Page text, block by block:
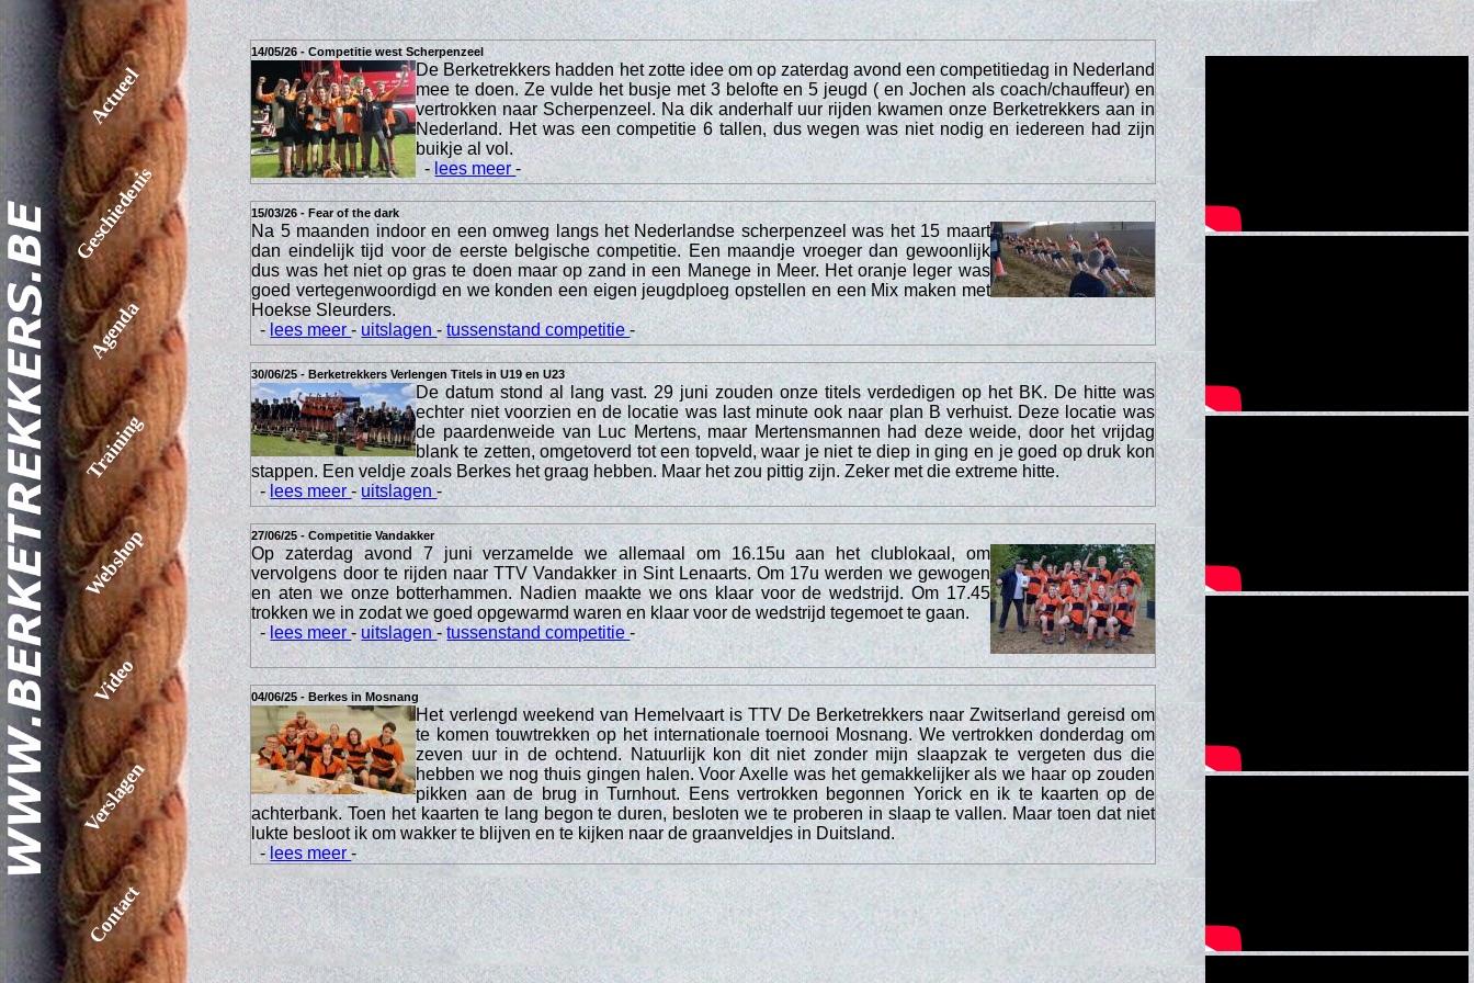
Actueel
Geschiedenis
Agenda
Training
Webshop
Video
Verslagen
Contact
14/05/26 - Competitie west Scherpenzeel
De Berketrekkers hadden het zotte idee om op zaterdag avond een competitiedag in Nederland
mee te doen. Ze vulde het busje met 3 belofte en 5 jeugd ( en Jochen als coach/chauffeur) en
vertrokken naar Scherpenzeel. Na dik anderhalf uur rijden kwamen onze Berketrekkers aan in
Nederland. Het was een competitie 6 tallen, dus wegen was niet nodig en iedereen had zijn
buikje al vol.
- lees meer-
15/03/26 - Fear of the dark
Na 5 maanden indoor en een omweg langs het Nederlandse scherpenzeel was het 15 maart
dan eindelijk tijd voor de eerste belgische competitie. Een maandje vroeger dan gewoonlijk
dus was het niet op gras te doen maar op zand in een Manege in Meer. Het oranje leger was
goed vertegenwoordigd en we konden een eigen jeugdploeg opstellen en een Mix maken met
Hoekse Sleurders.
-lees meer-uitslagen-tussenstand competitie-
30/06/25 - Berketrekkers Verlengen Titels in U19 en U23
De datum stond al lang vast. 29 juni zouden onze titels verdedigen op het BK. De hitte was
echter niet voorzien en de locatie was last minute ook naar plan B verhuist. Deze locatie was
de paardenweide van Luc Mertens, maar Mertensmannen had deze weide, door het vrijdag
blank te zetten, omgetoverd tot een topveld, waar je niet te diep in ging en je goed op druk kon
stappen. Een veldje zoals Berkes het graag hebben. Maar het zou pittig zijn. Zeker met die extreme hitte.
- lees meer-uitslagen-
27/06/25 - Competitie Vandakker
Op zaterdag avond 7 juni verzamelde we allemaal om 16.15u aan het clublokaal, om
vervolgens door te rijden naar TTV Vandakker in Sint Lenaarts. Om 17u werden we gewogen
en aten we onze botterhammen. Nadien maakte we ons klaar voor de wedstrijd. Om 17.45
trokken we in zodat we goed opgewarmd waren en klaar voor de wedstrijd tegemoet te gaan.
- lees meer-uitslagen-tussenstand competitie-
04/06/25 - Berkes in Mosnang
Het verlengd weekend van Hemelvaart is TTV De Berketrekkers naar Zwitserland gereisd om
te komen touwtrekken op het internationale toernooi Mosnang. We vertrokken donderdag om
zeven uur in de ochtend. Natuurlijk kon dit niet zonder mijn slaapzak te vergeten dus die
hebben we nog thuis gingen halen. Voor Axelle was het gemakkelijker als we haar op zouden
pikken aan de brug in Turnhout. Eens vertrokken begonnen Yorick en ik te kaarten op de
achterbank. Toen het kaarten te lang begon te duren, besloten we te proberen in slaap te vallen. Maar toen dat niet
lukte besloot ik om wakker te blijven en te kijken naar de graanveldjes in Duitsland.
-lees meer-